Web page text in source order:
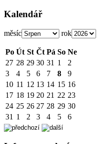
Kalendář
měsíc rok
Po Út St Čt Pá So Ne
27 28 29 30 31 1
2
3
4 5 6 7 8
9
10 11 12 13 14 15 16
17 18 19 20 21 22 23
24 25 26 27 28 29 30
31 1 2 3 4 5 6